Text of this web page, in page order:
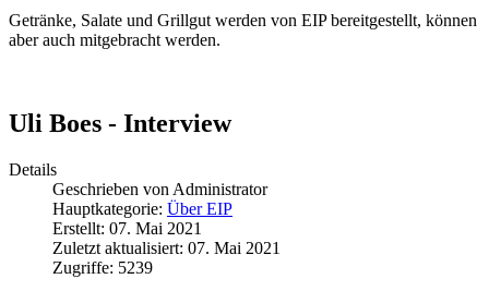
Getränke, Salate und Grillgut werden von EIP bereitgestellt, können
aber auch mitgebracht werden.
Uli Boes - Interview
Details
Geschrieben von Administrator
Hauptkategorie: Über EIP
Erstellt: 07. Mai 2021
Zuletzt aktualisiert: 07. Mai 2021
Zugriffe: 5239